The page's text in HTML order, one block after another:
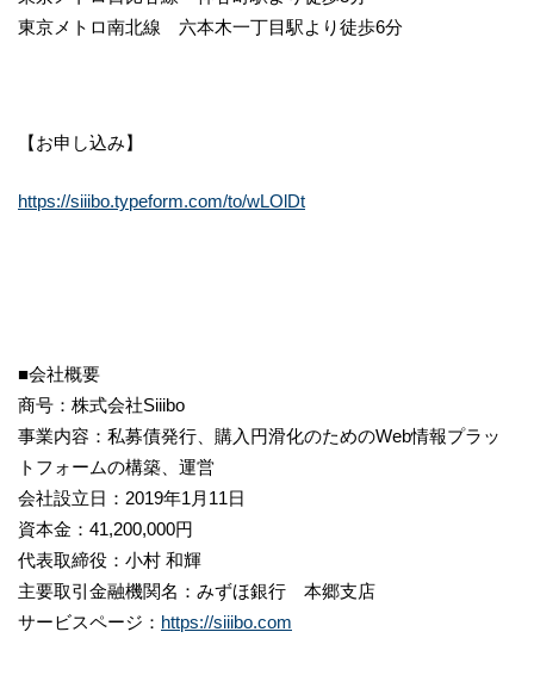
東京メトロ南北線 六本木一丁目駅より徒歩6分
【お申し込み】
https://siiibo.typeform.com/to/wLOlDt
■会社概要
商号：株式会社Siiibo
事業内容：私募債発行、購入円滑化のためのWeb情報プラッ
トフォームの構築、運営
会社設立日：2019年1月11日
資本金：41,200,000円
代表取締役：小村 和輝
主要取引金融機関名：みずほ銀行 本郷支店
サービスページ： https://siiibo.com